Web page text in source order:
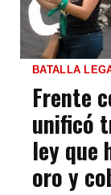
BATALLA
Frente
unificó
ley que
oro y